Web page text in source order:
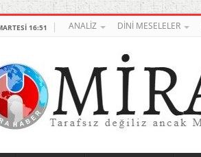
16:51 ANALİZ DİNİ MESELELER